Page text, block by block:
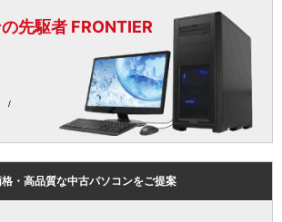
先駆者 FRONTIER
・高品質な中古パソコンをご提案